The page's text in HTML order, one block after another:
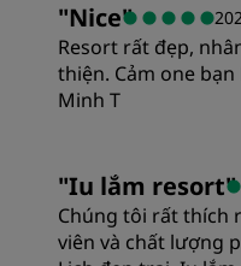
"Nice"
Resort rất đẹp,
thiện. Cảm one
Minh T
"Iu lắm resort"
Chúng tôi rất thích
viên và chất lượng